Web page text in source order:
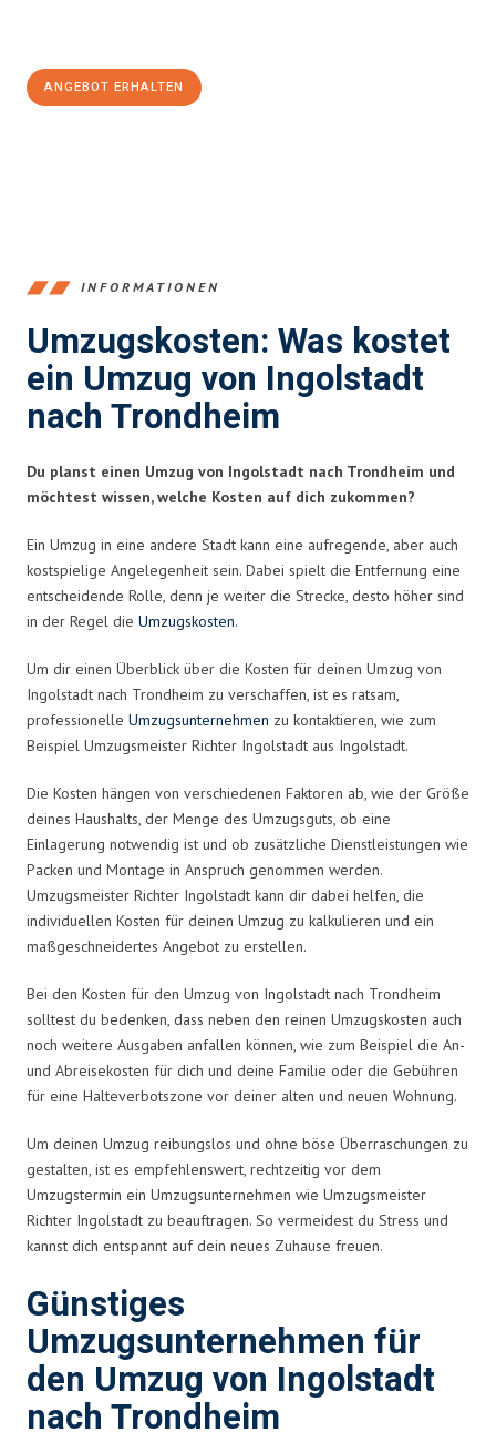
ANGEBOT ERHALTEN
INFORMATIONEN
Umzugskosten: Was kostet
ein Umzug von Ingolstadt
nach Trondheim
Du planst einen Umzug von Ingolstadt nach Trondheim und
möchtest wissen, welche Kosten auf dich zukommen?
Ein Umzug in eine andere Stadt kann eine aufregende, aber auch
kostspielige Angelegenheit sein. Dabei spielt die Entfernung eine
entscheidende Rolle, denn je weiter die Strecke, desto höher sind
in der Regel die Umzugskosten.
Um dir einen Überblick über die Kosten für deinen Umzug von
Ingolstadt nach Trondheim zu verschaffen, ist es ratsam,
professionelle Umzugsunternehmen zu kontaktieren, wie zum
Beispiel Umzugsmeister Richter Ingolstadt aus Ingolstadt.
Die Kosten hängen von verschiedenen Faktoren ab, wie der Größe
deines Haushalts, der Menge des Umzugsguts, ob eine
Einlagerung notwendig ist und ob zusätzliche Dienstleistungen wie
Packen und Montage in Anspruch genommen werden.
Umzugsmeister Richter Ingolstadt kann dir dabei helfen, die
individuellen Kosten für deinen Umzug zu kalkulieren und ein
maßgeschneidertes Angebot zu erstellen.
Bei den Kosten für den Umzug von Ingolstadt nach Trondheim
solltest du bedenken, dass neben den reinen Umzugskosten auch
noch weitere Ausgaben anfallen können, wie zum Beispiel die An-
und Abreisekosten für dich und deine Familie oder die Gebühren
für eine Halteverbotszone vor deiner alten und neuen Wohnung.
Um deinen Umzug reibungslos und ohne böse Überraschungen zu
gestalten, ist es empfehlenswert, rechtzeitig vor dem
Umzugstermin ein Umzugsunternehmen wie Umzugsmeister
Richter Ingolstadt zu beauftragen. So vermeidest du Stress und
kannst dich entspannt auf dein neues Zuhause freuen.
Günstiges
Umzugsunternehmen für
den Umzug von Ingolstadt
nach Trondheim